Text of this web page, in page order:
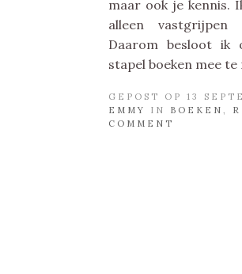
maar ook je kennis.
alleen
Daarom besloot ik
stapel boeken mee
GEPOST OP 13
EMMY
IN BOEKEN ,
COMMENT